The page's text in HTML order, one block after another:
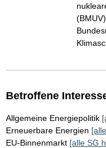
Betroffene
Allgemeine Energiepolitik
Erneuerbare Energien
EU-Binnenmarkt [alle SG